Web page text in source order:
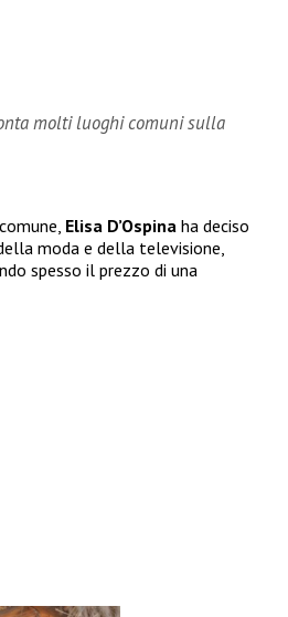
molti luoghi comuni sulla
Elisa D’Ospina ha deciso
moda e della televisione,
spesso il prezzo di una